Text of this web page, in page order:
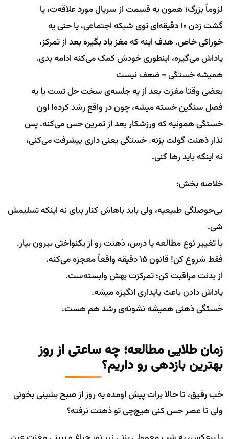
لزوماً بزرگ؛ همون یه قسمت از سریال مورد علاقه‌ت، یا
گشت زدن ۱۰ دقیقه‌ای توی شبکه اجتماعی، یا حتی یه
خوراکی خاص. هدف اینه که مغز یاد بگیره بعد از تمرکز،
پاداش می‌گیره، اینطوری خودش کمک می‌کنه ادامه بدی.
همیشه خستگی = ضعف نیست
بعضی وقتا مغزت بعد از یه جلسه‌ی سخت حل تست یا یه
فصل سنگین خسته میشه، چون در واقع رشد کرده! اون
خستگی همونیه که ورزشکار بعد از تمرین حس می‌کنه. پس
نذار ذهنت گولت بزنه. خستگی یعنی داری پیشرفت می‌کنی،
نه اینکه باید رها کنی.
خلاصه بخش:
بی‌حوصلگی طبیعیه، ولی باید باهاش کنار بیای نه اینکه تسلیمش
شی.
با تغییر نوع مطالعه یا درس، ذهنت رو از یکنواختی بیرون بیار.
فقط شروع کن! قانون ۱۵ دقیقه واقعاً معجزه می‌کنه.
از بدنت مراقبت کن؛ تمرکزت بهش وابسته‌ست.
پاداش دادن باعث پایداری انگیزه میشه.
خستگی ذهنی همیشه نشونه‌ی رشد هم هست.
زمان طلایی مطالعه؛ چه ساعتی از روز
بهترین بازدهی رو داریم؟
خب رفیق، تا حالا برات پیش اومده یه روز از صبح بشینی بخونی
ولی تا عصر حس کنی هیچ‌چی تو ذهنت نرفته؟